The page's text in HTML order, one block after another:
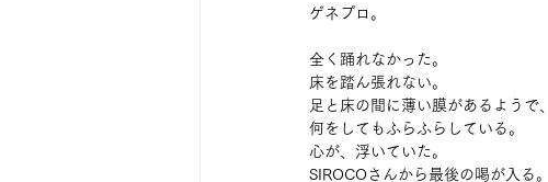
ゲネプロ。
全く踊れなかった。
床を踏ん張れない。
足と床の間に薄い膜があるようで、
何をしてもふらふらしている。
心が、浮いていた。
SIROCOさんから最後の喝が入る。